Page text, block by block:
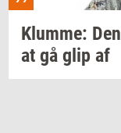
Klum­me: Den
at gå glip af